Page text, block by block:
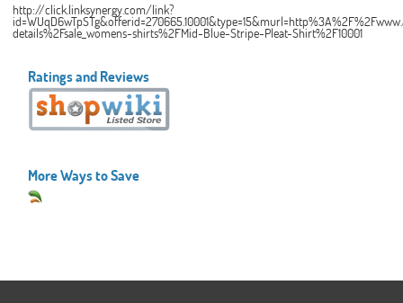
http://click.linksynergy.com/link?
details%2Fsale_womens-shirts%2FMid-Blue-Stripe-Pleat-Shirt%2F10001
Ratings and Reviews
More Ways to Save